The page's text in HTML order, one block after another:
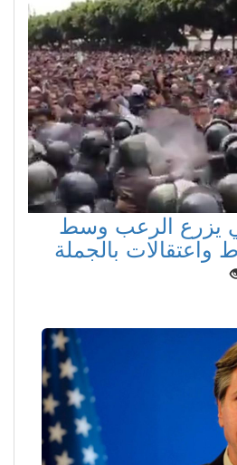
يزرع الرعب وسط
واعتقالات بالجملة